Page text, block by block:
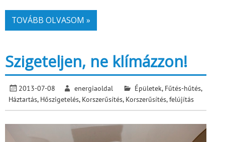
TOVÁBB OLVASOM »
Szigeteljen, ne klímázzon!
2013-07-08 energiaoldal Épületek, Fűtés-hűtés,
Háztartás, Hőszigetelés, Korszerűsítés, Korszerűsítés, felújítás